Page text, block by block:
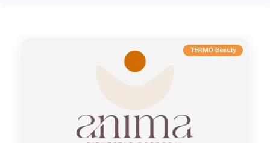
TERMO Beauty